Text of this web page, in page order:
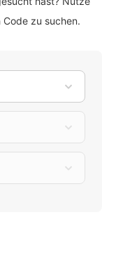
Code zu suchen.